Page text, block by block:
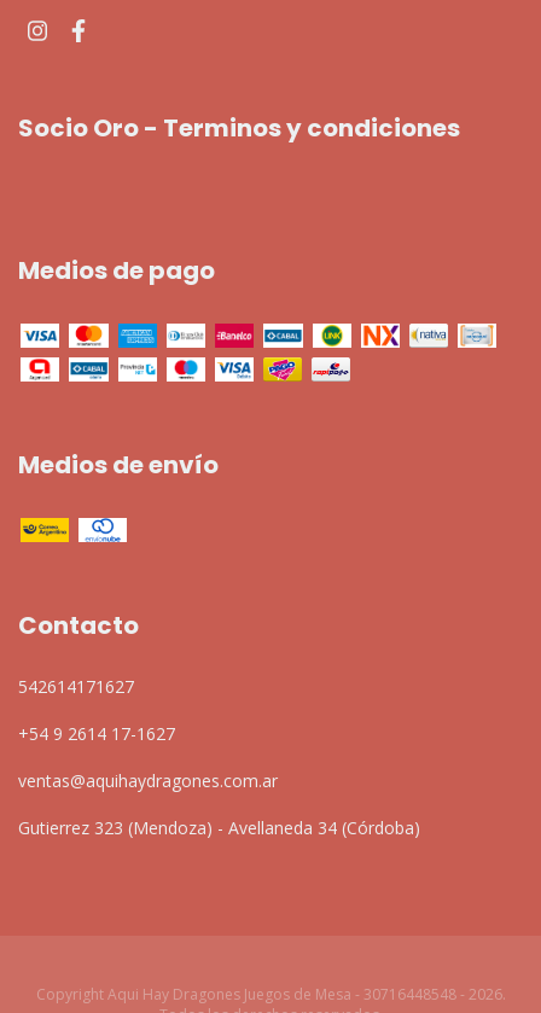
Socio Oro - Terminos y condiciones
Medios de pago
Medios de envío
Contacto
542614171627
+54 9 2614 17-1627
ventas@aquihaydragones.com.ar
Gutierrez 323 (Mendoza) - Avellaneda 34 (Córdoba)
Copyright Aqui Hay Dragones Juegos de Mesa - 30716448548 - 2026.